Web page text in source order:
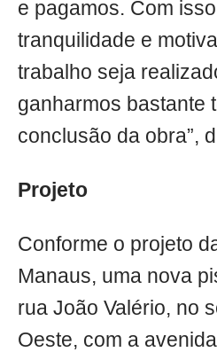
e pagamos. Com
tranquilidade e
trabalho seja
ganharmos bastante
conclusão da obra”,
Projeto
Conforme o projeto
Manaus, uma nova
rua João Valério, no
Oeste, com a